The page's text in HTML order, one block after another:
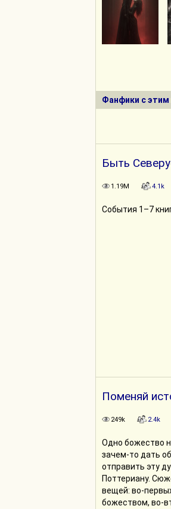
Фанфики с этим
Быть
1.19M 4.1k
События 1–7
Поменяй
249k 2.4k
Одно божество
зачем-то дать
отправить эту
Поттериану.
вещей: во-
божеством, во-